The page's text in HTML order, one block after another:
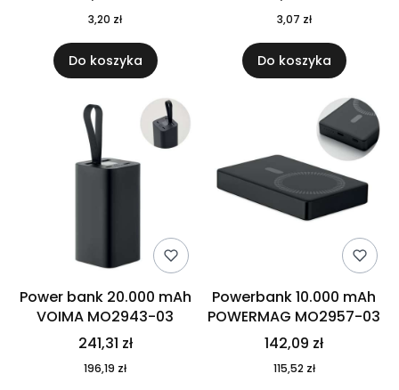
3,20 zł
Do koszyka
3,07 zł
Do koszyka
Power bank 20.000 mAh
VOIMA MO2943-03
241,31 zł
196,19 zł
Powerbank 10.000 mAh
POWERMAG MO2957-03
142,09 zł
115,52 zł